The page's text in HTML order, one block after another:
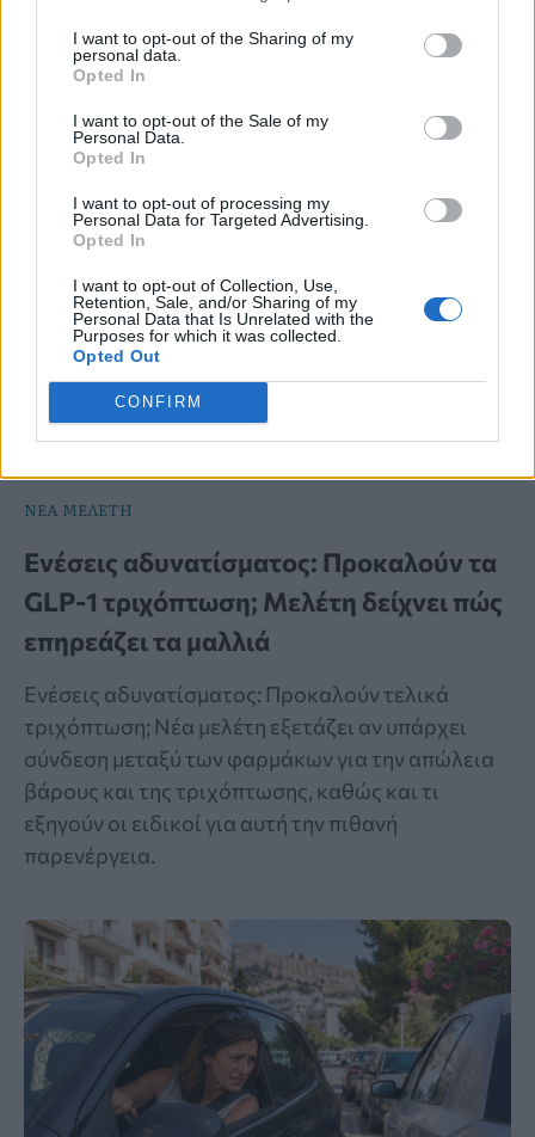
I want to opt-out of the Sharing of my
personal data.
Opted In
I want to opt-out of the Sale of my
Personal Data.
Opted In
I want to opt-out of processing my
Personal Data for Targeted Advertising.
Opted In
I want to opt-out of Collection, Use,
Retention, Sale, and/or Sharing of my
Personal Data that Is Unrelated with the
Purposes for which it was collected.
Opted Out
CONFIRM
πόσα φαίνεται να σχετίζονται με μεγαλύτερη
διάρκεια ζωής.
ΝΕΑ ΜΕΛΕΤΗ
Ενέσεις αδυνατίσματος: Προκαλούν τα
GLP-1 τριχόπτωση; Μελέτη δείχνει πώς
επηρεάζει τα μαλλιά
Ενέσεις αδυνατίσματος: Προκαλούν τελικά
τριχόπτωση; Νέα μελέτη εξετάζει αν υπάρχει
σύνδεση μεταξύ των φαρμάκων για την απώλεια
βάρους και της τριχόπτωσης, καθώς και τι
εξηγούν οι ειδικοί για αυτή την πιθανή
παρενέργεια.